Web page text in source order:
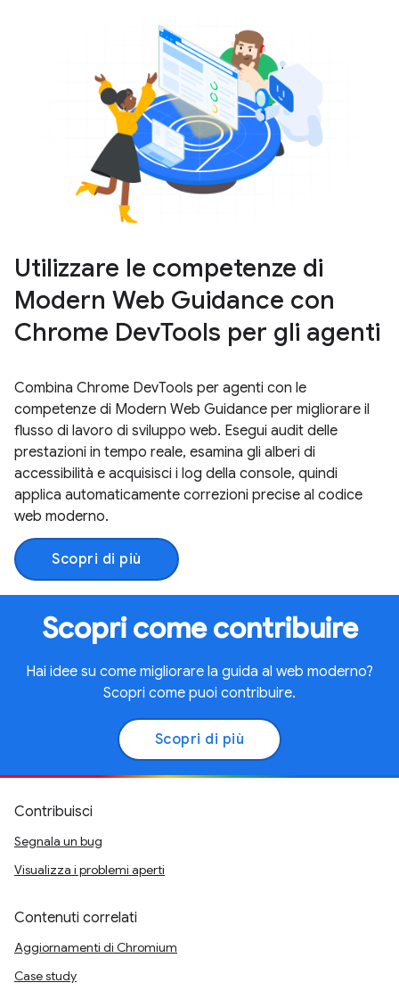
Utilizzare le competenze di
Modern Web Guidance con
Chrome DevTools per gli agenti
Combina Chrome DevTools per agenti con le
competenze di Modern Web Guidance per migliorare il
flusso di lavoro di sviluppo web. Esegui audit delle
prestazioni in tempo reale, esamina gli alberi di
accessibilità e acquisisci i log della console, quindi
applica automaticamente correzioni precise al codice
web moderno.
Scopri di più
Scopri come contribuire
Hai idee su come migliorare la guida al web moderno?
Scopri come puoi contribuire.
Scopri di più
Contribuisci
Segnala un bug
Visualizza i problemi aperti
Contenuti correlati
Aggiornamenti di Chromium
Case study